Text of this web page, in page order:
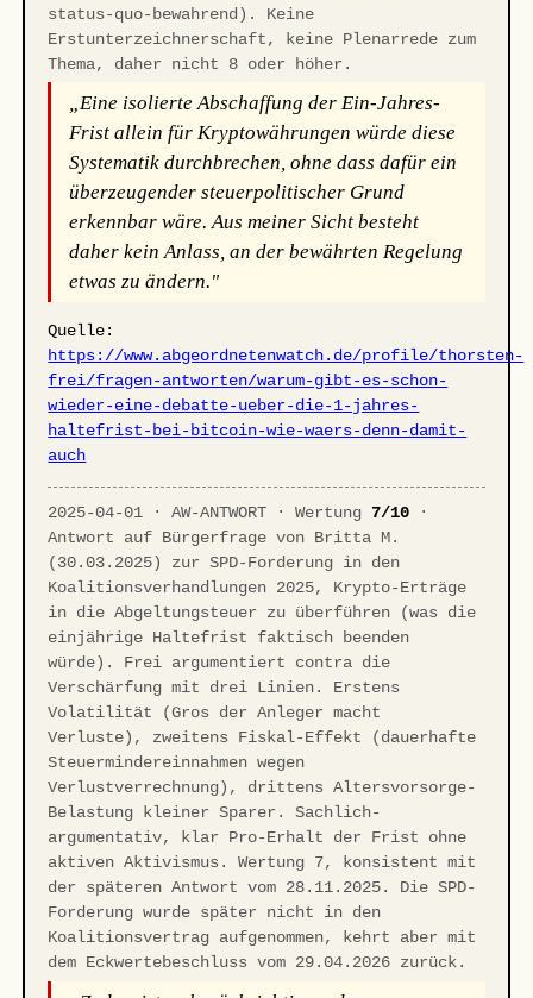
status-quo-bewahrend). Keine
Erstunterzeichnerschaft, keine Plenarrede zum
Thema, daher nicht 8 oder höher.
„Eine isolierte Abschaffung der Ein-Jahres-
Frist allein für Kryptowährungen würde diese
Systematik durchbrechen, ohne dass dafür ein
überzeugender steuerpolitischer Grund
erkennbar wäre. Aus meiner Sicht besteht
daher kein Anlass, an der bewährten Regelung
etwas zu ändern."
Quelle:
https://www.abgeordnetenwatch.de/profile/thorsten-
frei/fragen-antworten/warum-gibt-es-schon-
wieder-eine-debatte-ueber-die-1-jahres-
haltefrist-bei-bitcoin-wie-waers-denn-damit-
auch
2025-04-01 · AW-ANTWORT · Wertung7/10 ·
Antwort auf Bürgerfrage von Britta M.
(30.03.2025) zur SPD-Forderung in den
Koalitionsverhandlungen 2025, Krypto-Erträge
in die Abgeltungsteuer zu überführen (was die
einjährige Haltefrist faktisch beenden
würde). Frei argumentiert contra die
Verschärfung mit drei Linien. Erstens
Volatilität (Gros der Anleger macht
Verluste), zweitens Fiskal-Effekt (dauerhafte
Steuermindereinnahmen wegen
Verlustverrechnung), drittens Altersvorsorge-
Belastung kleiner Sparer. Sachlich-
argumentativ, klar Pro-Erhalt der Frist ohne
aktiven Aktivismus. Wertung 7, konsistent mit
der späteren Antwort vom 28.11.2025. Die SPD-
Forderung wurde später nicht in den
Koalitionsvertrag aufgenommen, kehrt aber mit
dem Eckwertebeschluss vom 29.04.2026 zurück.